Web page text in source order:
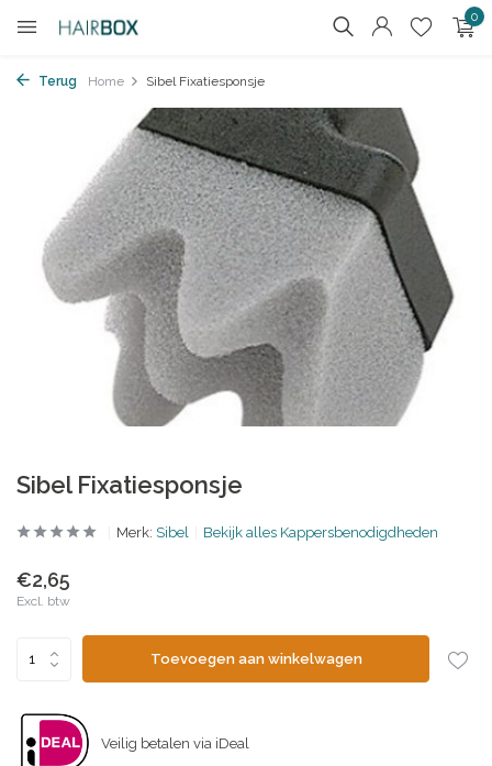
0
Terug Home Sibel Fixatiesponsje
Sibel Fixatiesponsje
Merk: Sibel Bekijk alles Kappersbenodigdheden
€2,65
Excl. btw
Toevoegen aan winkelwagen
Veilig betalen via iDeal